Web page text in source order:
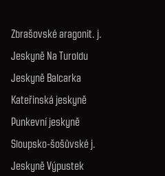
Zbrašovské aragonit. j.
Jeskyně Na Turoldu
Jeskyně Balcarka
Kateřinská jeskyně
Punkevní jeskyně
Sloupsko-šošůvské j.
Jeskyně Výpustek